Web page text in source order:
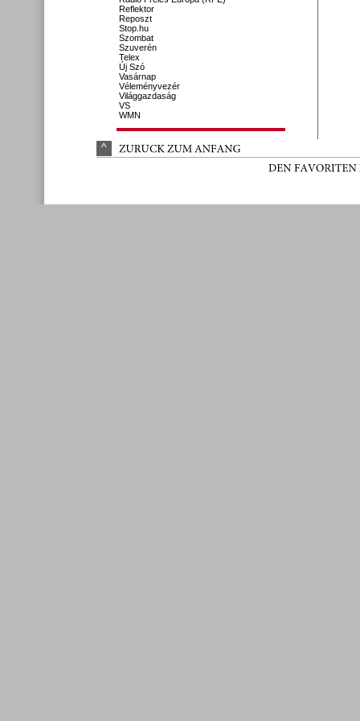
Reflektor
Reposzt
Stop.hu
Szombat
Szuverén
Telex
Új Szó
Vasárnap
Véleményvezér
Világgazdaság
VS
WMN
^ ZURÜCK ZUM ANFANG
DEN FAVORITEN